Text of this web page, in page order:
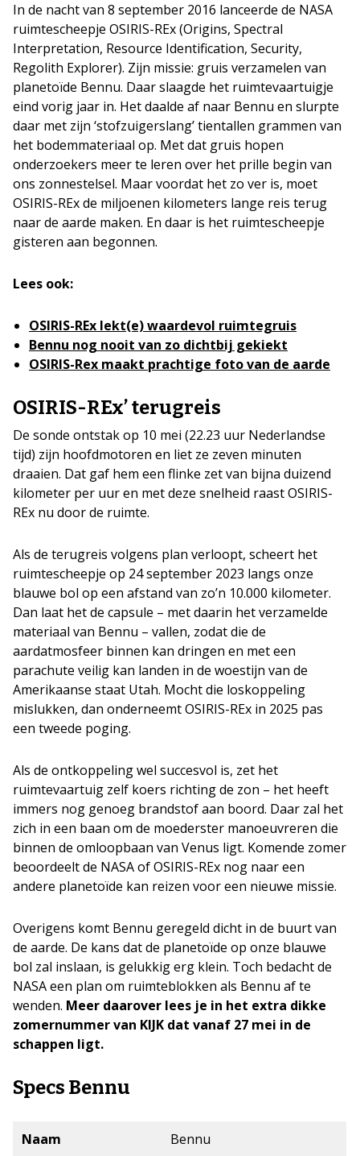
In de nacht van 8 september 2016 lanceerde de NASA
ruimtescheepje OSIRIS-REx (Origins, Spectral
Interpretation, Resource Identification, Security,
Regolith Explorer). Zijn missie: gruis verzamelen van
planetoïde Bennu. Daar slaagde het ruimtevaartuigje
eind vorig jaar in. Het daalde af naar Bennu en slurpte
daar met zijn ‘stofzuigerslang’ tientallen grammen van
het bodemmateriaal op. Met dat gruis hopen
onderzoekers meer te leren over het prille begin van
ons zonnestelsel. Maar voordat het zo ver is, moet
OSIRIS-REx de miljoenen kilometers lange reis terug
naar de aarde maken. En daar is het ruimtescheepje
gisteren aan begonnen.
Lees ook:
OSIRIS-REx lekt(e) waardevol ruimtegruis
Bennu nog nooit van zo dichtbij gekiekt
OSIRIS-Rex maakt prachtige foto van de aarde
OSIRIS-REx’ terugreis
De sonde ontstak op 10 mei (22.23 uur Nederlandse
tijd) zijn hoofdmotoren en liet ze zeven minuten
draaien. Dat gaf hem een flinke zet van bijna duizend
kilometer per uur en met deze snelheid raast OSIRIS-
REx nu door de ruimte.
Als de terugreis volgens plan verloopt, scheert het
ruimtescheepje op 24 september 2023 langs onze
blauwe bol op een afstand van zo’n 10.000 kilometer.
Dan laat het de capsule – met daarin het verzamelde
materiaal van Bennu – vallen, zodat die de
aardatmosfeer binnen kan dringen en met een
parachute veilig kan landen in de woestijn van de
Amerikaanse staat Utah. Mocht die loskoppeling
mislukken, dan onderneemt OSIRIS-REx in 2025 pas
een tweede poging.
Als de ontkoppeling wel succesvol is, zet het
ruimtevaartuig zelf koers richting de zon – het heeft
immers nog genoeg brandstof aan boord. Daar zal het
zich in een baan om de moederster manoeuvreren die
binnen de omloopbaan van Venus ligt. Komende zomer
beoordeelt de NASA of OSIRIS-REx nog naar een
andere planetoïde kan reizen voor een nieuwe missie.
Overigens komt Bennu geregeld dicht in de buurt van
de aarde. De kans dat de planetoïde op onze blauwe
bol zal inslaan, is gelukkig erg klein. Toch bedacht de
NASA een plan om ruimteblokken als Bennu af te
wenden. Meer daarover lees je in het extra dikke
zomernummer van KIJK dat vanaf 27 mei in de
schappen ligt.
Specs Bennu
Naam Bennu